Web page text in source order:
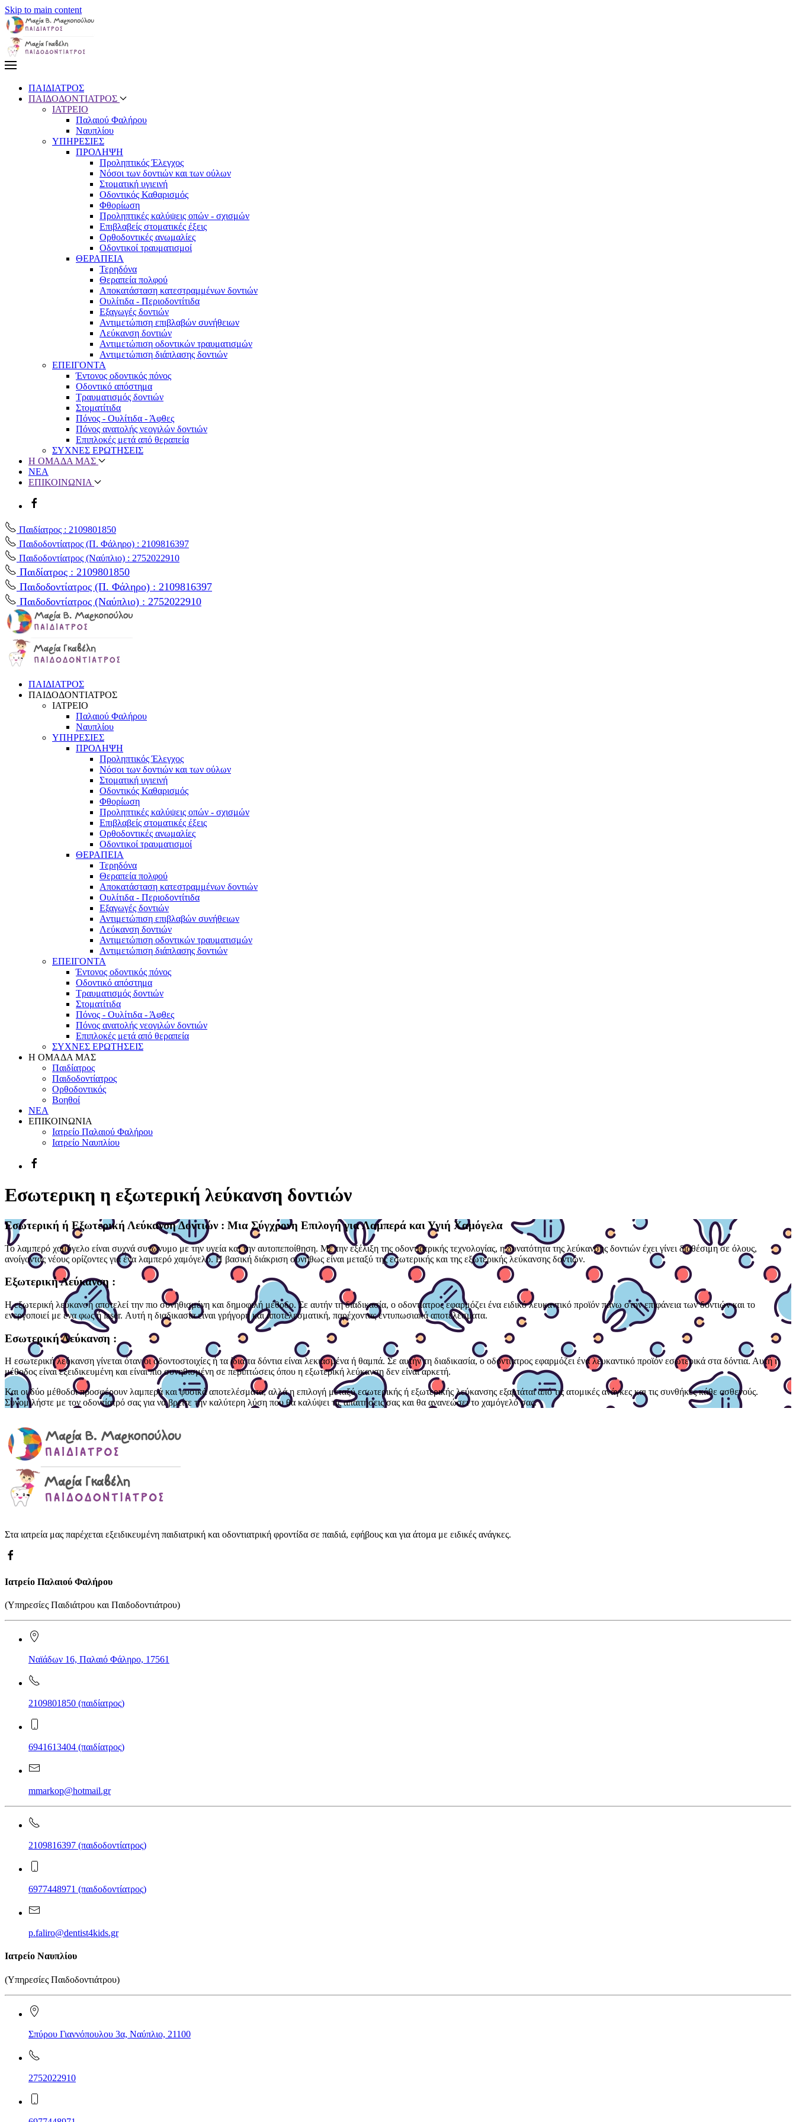
Skip to main content
ΠΑΙΔΙΑΤΡΟΣ
ΠΑΙΔΟΔΟΝΤΙΑΤΡΟΣ
ΙΑΤΡΕΙΟ
Παλαιού Φαλήρου
Ναυπλίου
ΥΠΗΡΕΣΙΕΣ
ΠΡΟΛΗΨΗ
Προληπτικός Έλεγχος
Nόσοι των δοντιών και των ούλων
Στοματική υγιεινή
Οδοντικός Καθαρισμός
Φθορίωση
Προληπτικές καλύψεις οπών - σχισμών
Επιβλαβείς στοματικές έξεις
Ορθοδοντικές ανωμαλίες
Οδοντικοί τραυματισμοί
ΘΕΡΑΠΕΙΑ
Τερηδόνα
Θεραπεία πολφού
Αποκατάσταση κατεστραμμένων δοντιών
Ουλίτιδα - Περιοδοντίτιδα
Εξαγωγές δοντιών
Αντιμετώπιση επιβλαβών συνήθειων
Λεύκανση δοντιών
Αντιμετώπιση οδοντικών τραυματισμών
Αντιμετώπιση διάπλασης δοντιών
ΕΠΕΙΓΟΝΤΑ
Έντονος οδοντικός πόνος
Οδοντικό απόστημα
Τραυματισμός δοντιών
Στοματίτιδα
Πόνος - Ουλίτιδα - Άφθες
Πόνος ανατολής νεογιλών δοντιών
Επιπλοκές μετά από θεραπεία
ΣΥΧΝΕΣ ΕΡΩΤΗΣΕΙΣ
Η ΟΜΑΔΑ ΜΑΣ
ΝΕΑ
ΕΠΙΚΟΙΝΩΝΙΑ
Παιδίατρος : 2109801850
Παιδοδοντίατρος (Π. Φάληρο) : 2109816397
Παιδοδοντίατρος (Ναύπλιο) : 2752022910
Παιδίατρος : 2109801850
Παιδοδοντίατρος (Π. Φάληρο) : 2109816397
Παιδοδοντίατρος (Ναύπλιο) : 2752022910
ΠΑΙΔΙΑΤΡΟΣ
ΠΑΙΔΟΔΟΝΤΙΑΤΡΟΣ
ΙΑΤΡΕΙΟ
Παλαιού Φαλήρου
Ναυπλίου
ΥΠΗΡΕΣΙΕΣ
ΠΡΟΛΗΨΗ
Προληπτικός Έλεγχος
Nόσοι των δοντιών και των ούλων
Στοματική υγιεινή
Οδοντικός Καθαρισμός
Φθορίωση
Προληπτικές καλύψεις οπών - σχισμών
Επιβλαβείς στοματικές έξεις
Ορθοδοντικές ανωμαλίες
Οδοντικοί τραυματισμοί
ΘΕΡΑΠΕΙΑ
Τερηδόνα
Θεραπεία πολφού
Αποκατάσταση κατεστραμμένων δοντιών
Ουλίτιδα - Περιοδοντίτιδα
Εξαγωγές δοντιών
Αντιμετώπιση επιβλαβών συνήθειων
Λεύκανση δοντιών
Αντιμετώπιση οδοντικών τραυματισμών
Αντιμετώπιση διάπλασης δοντιών
ΕΠΕΙΓΟΝΤΑ
Έντονος οδοντικός πόνος
Οδοντικό απόστημα
Τραυματισμός δοντιών
Στοματίτιδα
Πόνος - Ουλίτιδα - Άφθες
Πόνος ανατολής νεογιλών δοντιών
Επιπλοκές μετά από θεραπεία
ΣΥΧΝΕΣ ΕΡΩΤΗΣΕΙΣ
Η ΟΜΑΔΑ ΜΑΣ
Παιδίατρος
Παιδοδοντίατρος
Ορθοδοντικός
Βοηθοί
ΝΕΑ
ΕΠΙΚΟΙΝΩΝΙΑ
Ιατρείο Παλαιού Φαλήρου
Ιατρείο Ναυπλίου
Εσωτερικη η εξωτερική λεύκανση δοντιών
Εσωτερική ή Εξωτερική Λεύκανση Δοντιών : Μια Σύγχρονη Επιλογή για Λαμπερά και Υγιή Χαμόγελα
Το λαμπερό χαμόγελο είναι συχνά συνώνυμο με την υγεία και την αυτοπεποίθηση. Με την εξέλιξη της οδοντιατρικής τεχνολογίας, η δυνατότητα της λεύκανσης δοντιών έχει γίνει διαθέσιμη σε όλους,
ανοίγοντας νέους ορίζοντες για ένα λαμπερό χαμόγελο. Η βασική διάκριση συνήθως είναι μεταξύ της εσωτερικής και της εξωτερικής λεύκανσης δοντιών.
Εξωτερική Λεύκανση :
Η εξωτερική λεύκανση αποτελεί την πιο συνηθισμένη και δημοφιλή μέθοδο. Σε αυτήν τη διαδικασία, ο οδοντίατρος εφαρμόζει ένα ειδικό λευκαντικό προϊόν πάνω στην επιφάνεια των δοντιών και το
ενεργοποιεί με ένα φως ή laser. Αυτή η διαδικασία είναι γρήγορη και αποτελεσματική, παρέχοντας εντυπωσιακά αποτελέσματα.
Εσωτερική Λεύκανση :
Η εσωτερική λεύκανση γίνεται όταν οι οδοντοστοιχίες ή τα ίδια τα δόντια είναι λεκιασμένα ή θαμπά. Σε αυτήν τη διαδικασία, ο οδοντίατρος εφαρμόζει ένα λευκαντικό προϊόν εσωτερικά στα δόντια. Αυτή η
μέθοδος είναι εξειδικευμένη και είναι πιο συνηθισμένη σε περιπτώσεις όπου η εξωτερική λεύκανση δεν είναι αρκετή.
Και οι δύο μέθοδοι προσφέρουν λαμπερά και φυσικά αποτελέσματα, αλλά η επιλογή μεταξύ εσωτερικής ή εξωτερικής λεύκανσης εξαρτάται από τις ατομικές ανάγκες και τις συνθήκες κάθε ασθενούς.
Συνομιλήστε με τον οδοντίατρό σας για να βρείτε την καλύτερη λύση που θα καλύψει τις απαιτήσεις σας και θα ανανεώσει το χαμόγελό σας.
Στα ιατρεία μας παρέχεται εξειδικευμένη παιδιατρική και οδοντιατρική φροντίδα σε παιδιά, εφήβους και για άτομα με ειδικές ανάγκες.
Ιατρείο Παλαιού Φαλήρου
(Υπηρεσίες Παιδιάτρου και Παιδοδοντιάτρου)
Ναϊάδων 16, Παλαιό Φάληρο, 17561
2109801850 (παιδίατρος)
6941613404 (παιδίατρος)
mmarkop@hotmail.gr
2109816397 (παιδοδοντίατρος)
6977448971 (παιδοδοντίατρος)
p.faliro@dentist4kids.gr
Ιατρείο Ναυπλίου
(Υπηρεσίες Παιδοδοντιάτρου)
Σπύρου Γιαννόπουλου 3α, Ναύπλιο, 21100
2752022910